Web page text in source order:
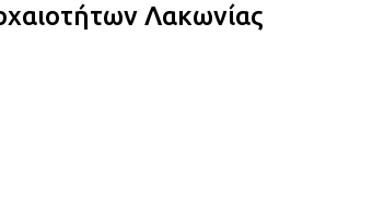
Λακωνίας